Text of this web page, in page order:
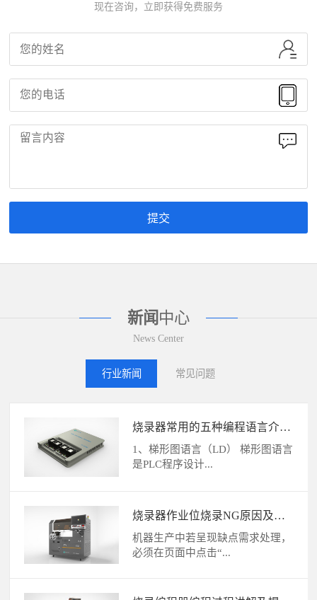
现在咨询，立即获得免费服务
新闻 中心
News Center
行业新闻 常见问题
烧录器常用的五种编程语言介绍
1、梯形图语言（LD） 梯形图语言
是PLC程序设计...
烧录器作业位烧录NG原因及解
机器生产中若呈现缺点需求处理，
必须在页面中点击“...